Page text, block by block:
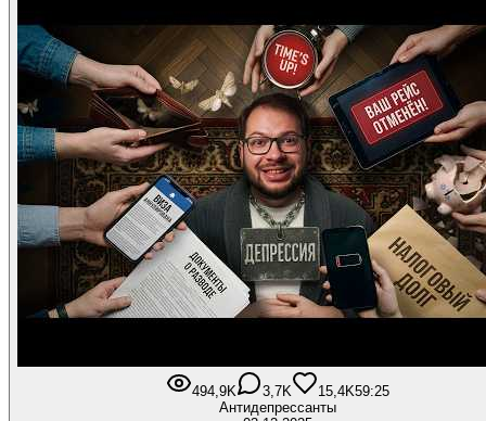
494,9K 3,7K 15,4K59:25
Антидепрессанты